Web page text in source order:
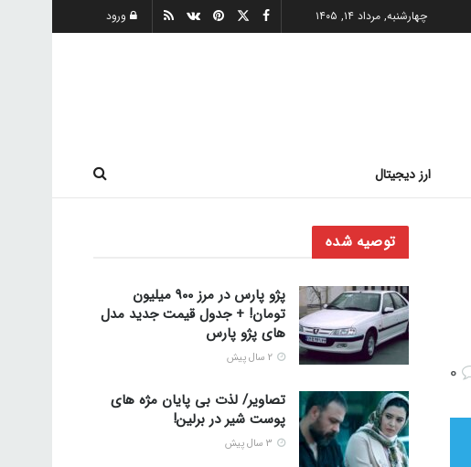
چهارشنبه, مرداد ۱۴, ۱۴۰۵ ورود
ارز دیجیتال
توصیه شده
پژو پارس در مرز 900 میلیون
تومان! + جدول قیمت جدید مدل
های پژو پارس
تصاویر/ لذت بی پایان مژه های
پوست شیر ​​در برلین!